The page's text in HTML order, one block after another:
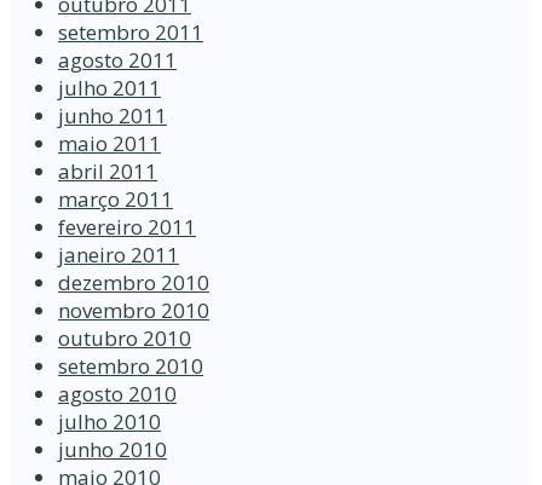
setembro 2011
agosto 2011
julho 2011
junho 2011
maio 2011
abril 2011
março 2011
fevereiro 2011
janeiro 2011
dezembro 2010
novembro 2010
outubro 2010
setembro 2010
agosto 2010
julho 2010
junho 2010
maio 2010